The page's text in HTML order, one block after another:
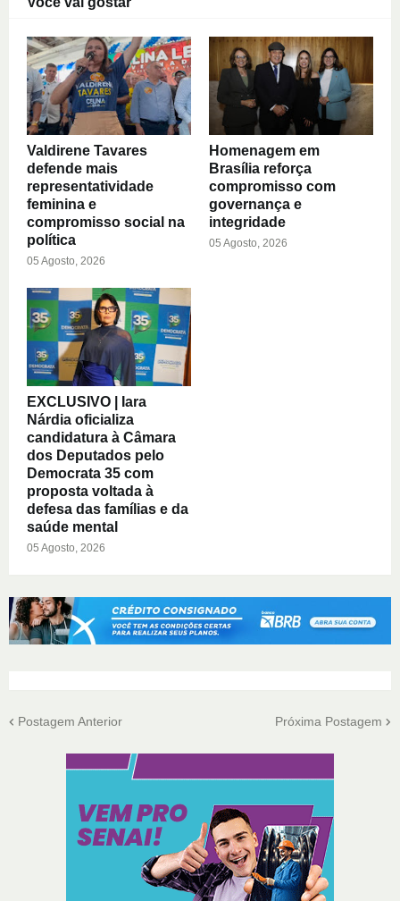
Valdirene Tavares
defende mais
representatividade
feminina e
compromisso social na
política
05 Agosto, 2026
Homenagem em
Brasília reforça
compromisso com
governança e
integridade
05 Agosto, 2026
EXCLUSIVO | Iara
Nárdia oficializa
candidatura à Câmara
dos Deputados pelo
Democrata 35 com
proposta voltada à
defesa das famílias e da
saúde mental
05 Agosto, 2026
Postagem Anterior Próxima Postagem